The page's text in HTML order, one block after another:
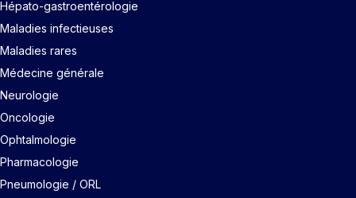
Hépato-gastroentérologie
Maladies infectieuses
Maladies rares
Médecine générale
Neurologie
Oncologie
Ophtalmologie
Pharmacologie
Pneumologie / ORL